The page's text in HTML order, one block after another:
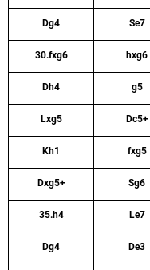
Dg4 Se7
30.fxg6 hxg6
Dh4 g5
Lxg5 Dc5+
Kh1 fxg5
Dxg5+ Sg6
35.h4 Le7
Dg4 De3